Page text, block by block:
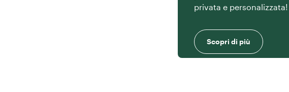
privata e personalizzata!
Scopri di più